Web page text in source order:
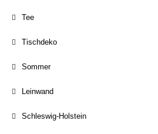
Tee
Tischdeko
Sommer
Leinwand
Schleswig-Holstein